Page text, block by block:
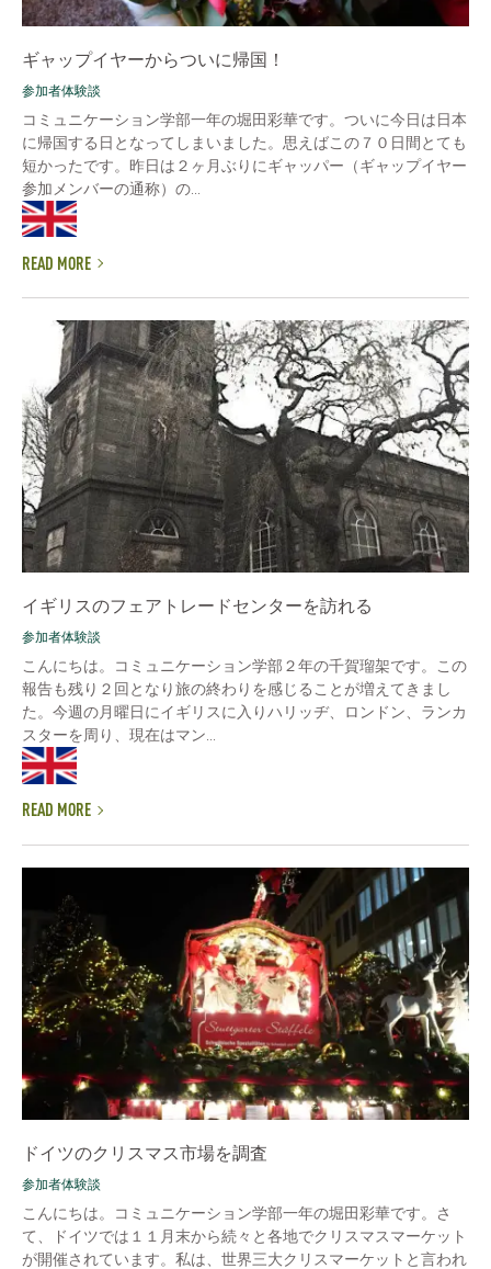
ギャップイヤーからついに帰国！
参加者体験談
コミュニケーション学部一年の堀田彩華です。ついに今日は日本
に帰国する日となってしまいました。思えばこの７０日間とても
短かったです。昨日は２ヶ月ぶりにギャッパー（ギャップイヤー
参加メンバーの通称）の...
READ MORE
イギリスのフェアトレードセンターを訪れる
参加者体験談
こんにちは。コミュニケーション学部２年の千賀瑠架です。この
報告も残り２回となり旅の終わりを感じることが増えてきまし
た。今週の月曜日にイギリスに入りハリッヂ、ロンドン、ランカ
スターを周り、現在はマン...
READ MORE
ドイツのクリスマス市場を調査
参加者体験談
こんにちは。コミュニケーション学部一年の堀田彩華です。さ
て、ドイツでは１１月末から続々と各地でクリスマスマーケット
が開催されています。私は、世界三大クリスマーケットと言われ